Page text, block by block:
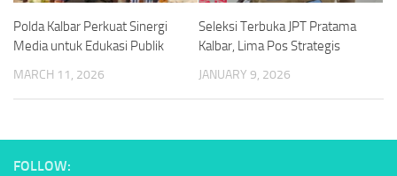
Polda Kalbar Perkuat Sinergi
Media untuk Edukasi Publik
MARCH 11, 2026
Seleksi Terbuka JPT Pratama
Kalbar, Lima Pos Strategis
JANUARY 9, 2026
FOLLOW: